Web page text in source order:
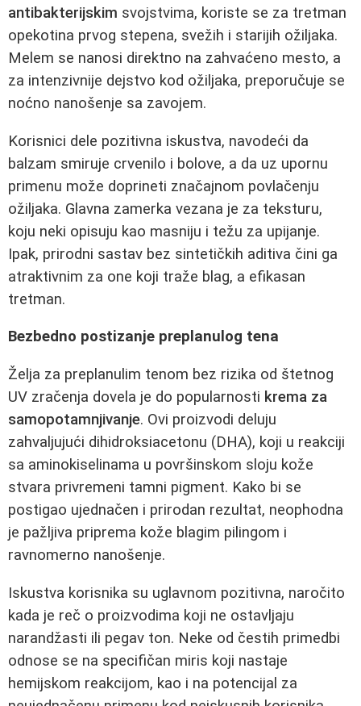
antibakterijskim svojstvima, koriste se za tretman
opekotina prvog stepena, svežih i starijih ožiljaka.
Melem se nanosi direktno na zahvaćeno mesto, a
za intenzivnije dejstvo kod ožiljaka, preporučuje se
noćno nanošenje sa zavojem.
Korisnici dele pozitivna iskustva, navodeći da
balzam smiruje crvenilo i bolove, a da uz upornu
primenu može doprineti značajnom povlačenju
ožiljaka. Glavna zamerka vezana je za teksturu,
koju neki opisuju kao masniju i težu za upijanje.
Ipak, prirodni sastav bez sintetičkih aditiva čini ga
atraktivnim za one koji traže blag, a efikasan
tretman.
Bezbedno postizanje preplanulog tena
Želja za preplanulim tenom bez rizika od štetnog
UV zračenja dovela je do popularnosti krema za
samopotamnjivanje. Ovi proizvodi deluju
zahvaljujući dihidroksiacetonu (DHA), koji u reakciji
sa aminokiselinama u površinskom sloju kože
stvara privremeni tamni pigment. Kako bi se
postigao ujednačen i prirodan rezultat, neophodna
je pažljiva priprema kože blagim pilingom i
ravnomerno nanošenje.
Iskustva korisnika su uglavnom pozitivna, naročito
kada je reč o proizvodima koji ne ostavljaju
narandžasti ili pegav ton. Neke od čestih primedbi
odnose se na specifičan miris koji nastaje
hemijskom reakcijom, kao i na potencijal za